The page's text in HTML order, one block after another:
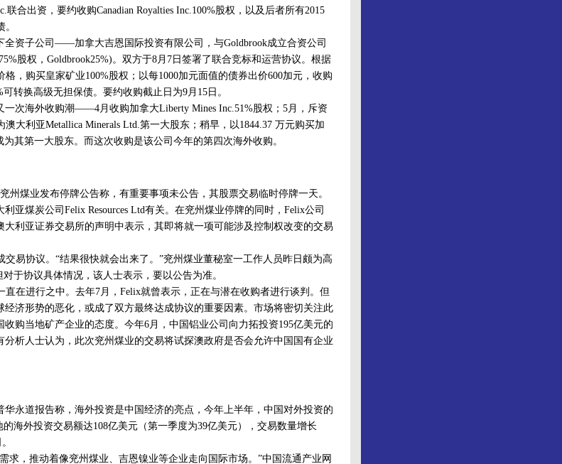
联合出资，要约收购Canadian Royalties Inc.100%股权，以及后者所有2015
资子公司——加拿大吉恩国际投资有限公司，与Goldbrook成立合资公司
股权，Goldbrook25%)。双方于8月7日签署了联合竞标和运营协议。根据
，购买皇家矿业100%股权；以每1000加元面值的债券出价600加元，收购
转换高级无担保债。要约收购截止日为9月15日。
次海外收购潮——4月收购加拿大Liberty Mines Inc.51%股权；5月，斥资
澳大利亚Metallica Minerals Ltd.第一大股东；稍早，以1844.37 万元购买加
其第一大股东。而这次收购是该公司今年的第四次海外收购。
煤业发布停牌公告称，有重要事项未公告，其股票交易临时停牌一天。
亚煤炭公司Felix Resources Ltd有关。在兖州煤业停牌的同时，Felix公司
利亚证券交易所的声明中表示，其即将就一项可能涉及控制权改变的交易
协议。“结果很快就会出来了。”兖州煤业董秘室一工作人员昨日颇为高
于协议具体情况，该人士表示，要以公告为准。
在进行之中。去年7月，Felix就曾表示，正在与潜在收购者进行谈判。但
济形势的恶化，或成了双方最终达成协议的重要因素。市场将密切关注此
购当地矿产企业的态度。今年6月，中国铝业公司向力拓投资195亿美元的
析人士认为，此次兖州煤业的交易将试探澳政府是否会允许中国国有企业
道报告称，海外投资是中国经济的亮点，今年上半年，中国对外投资的
海外投资交易额达108亿美元（第一季度为39亿美元），交易数量增长
，推动着像兖州煤业、吉恩镍业等企业走向国际市场。”中国流通产业网